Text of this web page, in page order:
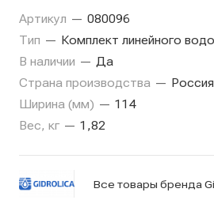
Артикул — 080096
Тип — Комплект линейного
В наличии — Да
Страна производства — Россия
Ширина (мм) — 114
Вес, кг — 1,82
Все товары бренда